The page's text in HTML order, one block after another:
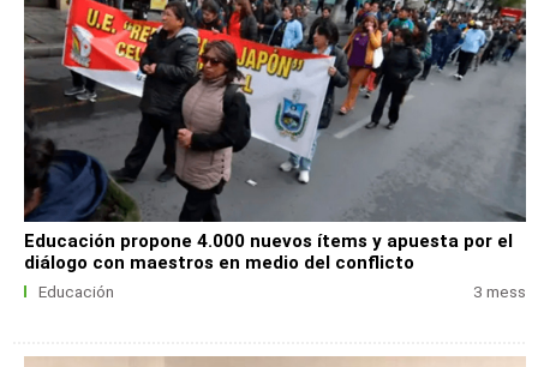
Educación propone 4.000 nuevos ítems y apuesta por el
diálogo con maestros en medio del conflicto
Educación 3 mess